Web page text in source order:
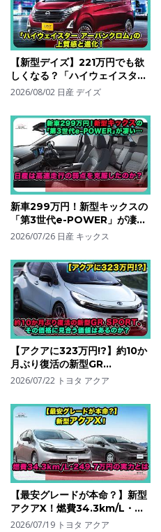
【新型デイズ】221万円でも欲
しくなる？「ハイウェイスター
アーバンクロム」の上質感と進
#nissandayz
2026/08/02 日産 デイズ
新車299万円！新型キックスの
「第3世代e-POWER」が凄
い…日産は高速走行の弱点を克
ス #nissankicks
2026/07/26 日産 キックス
【アクアに323万円!?】約10か
月ぶり復活の新型GR
SPORT、その価格に見合う価
クア #toyotaaqua
2026/07/22 トヨタ アクア
【最安グレードが本命？】新型
アクアX！燃費34.3km/L・
249.7万円の実力とは| #トヨ
2026/07/19 トヨタ アクア